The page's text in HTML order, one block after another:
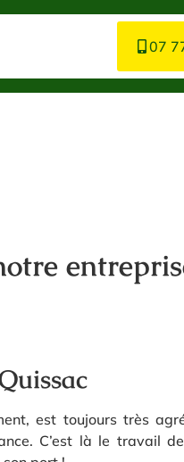
07
est toujours très
C’est là le travail